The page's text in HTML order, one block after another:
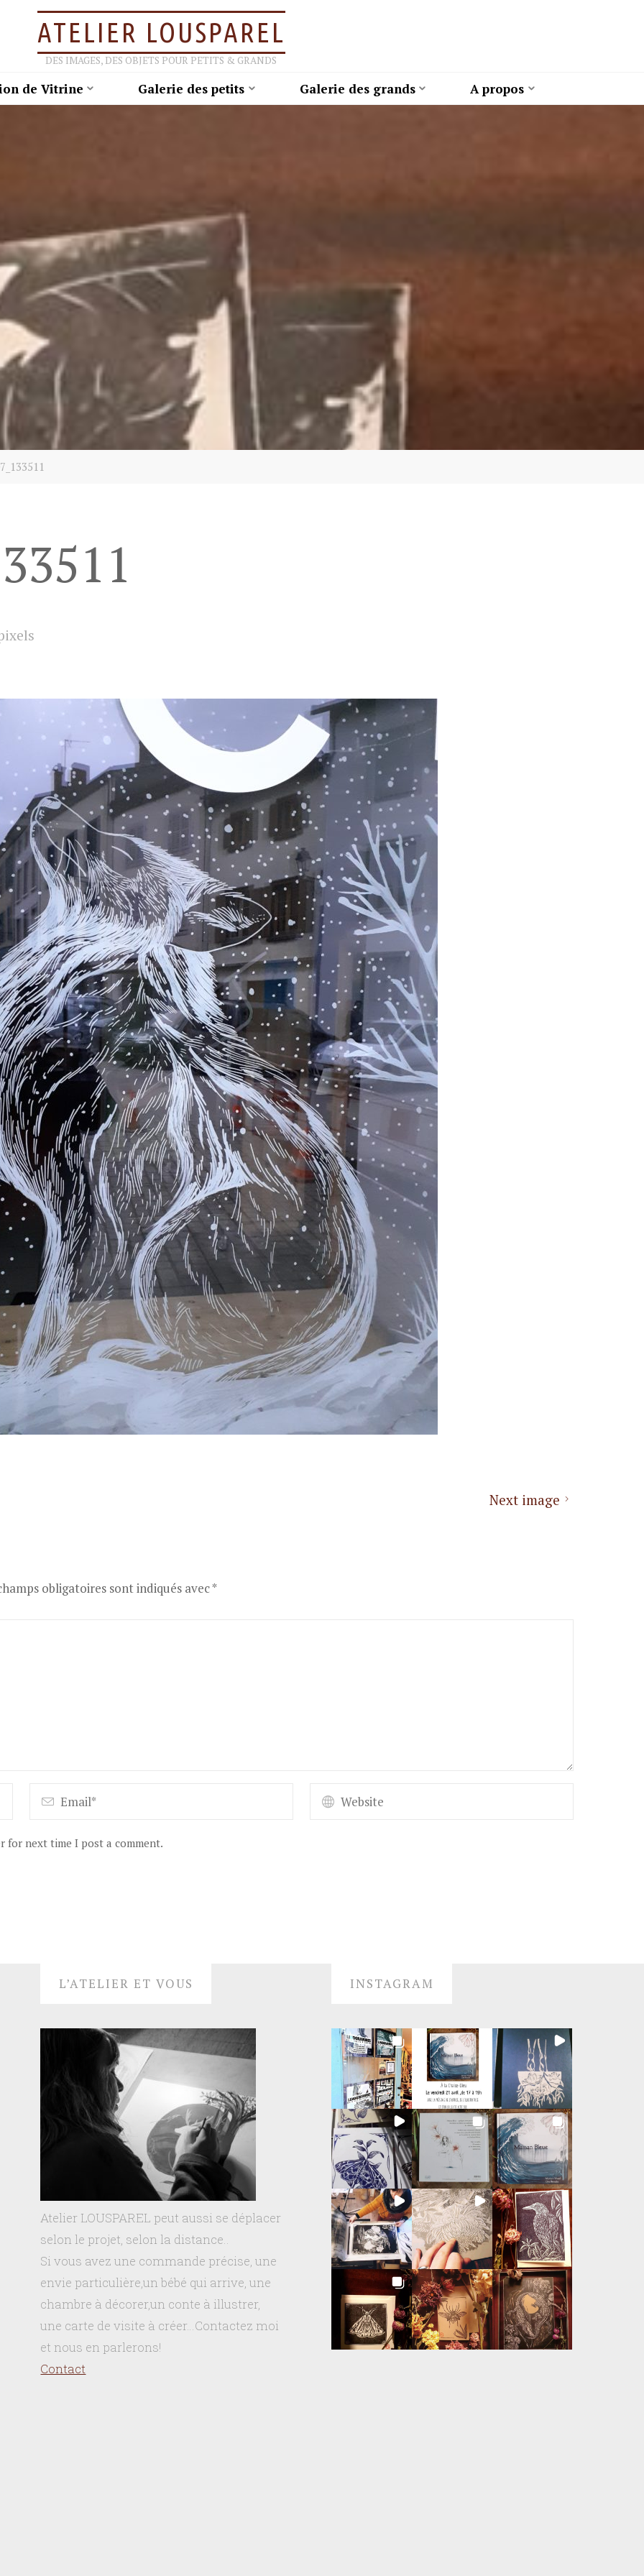
ATELIER LOUSPAREL
DES IMAGES, DES OBJETS POUR PETITS & GRANDS
de Vitrine Galerie des petits Galerie des grands A propos
Next image
obligatoires sont indiqués avec*
for next time I post a comment.
L’ATELIER ET VOUS
Atelier LOUSPAREL peut aussi se déplacer
selon le projet, selon la distance..
Si vous avez une commande précise, une
envie particulière,un bébé qui arrive, une
chambre à décorer,un conte à illustrer,
une carte de visite à créer…Contactez moi
et nous en parlerons!
Contact
INSTAGRAM